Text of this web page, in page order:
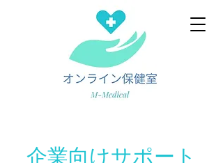
企業向けサポート